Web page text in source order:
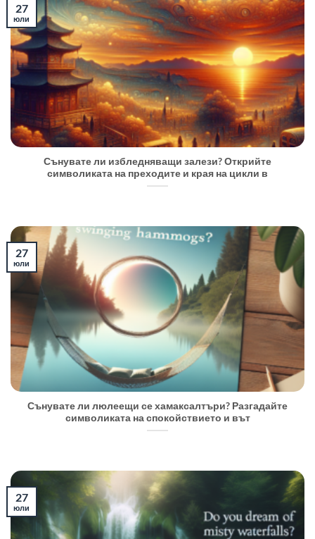
Сънувате ли избледняващи залези? Открийте
символиката на преходите и края на цикли в
27
юли
Сънувате ли люлеещи се хамаксалтъри? Разгадайте
символиката на спокойствието и вът
27
юли
27
юли